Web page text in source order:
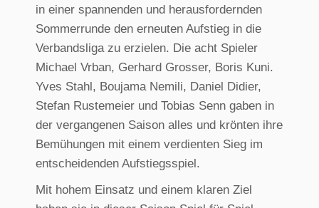
in einer spannenden und herausfordernden
Sommerrunde den erneuten Aufstieg in die
Verbandsliga zu erzielen. Die acht Spieler
Michael Vrban, Gerhard Grosser, Boris Kuni.
Yves Stahl, Boujama Nemili, Daniel Didier,
Stefan Rustemeier und Tobias Senn gaben in
der vergangenen Saison alles und krönten ihre
Bemühungen mit einem verdienten Sieg im
entscheidenden Aufstiegsspiel.
Mit hohem Einsatz und einem klaren Ziel